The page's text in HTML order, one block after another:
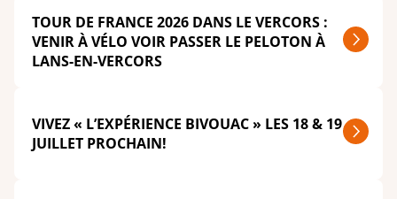
TOUR DE FRANCE 2026 DANS LE VERCORS :
VENIR À VÉLO VOIR PASSER LE PELOTON À
LANS-EN-VERCORS
VIVEZ « L’EXPÉRIENCE BIVOUAC » LES 18 & 19
JUILLET PROCHAIN!